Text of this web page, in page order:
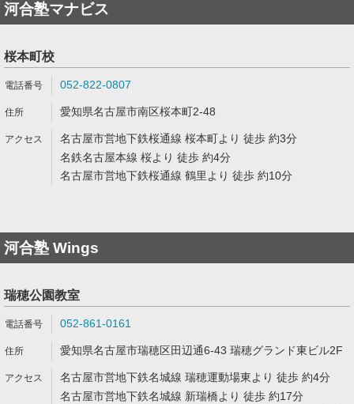
河合塾マナビス
桜本町校
052-822-0807
愛知県名古屋市南区桜本町2-48
名古屋市営地下鉄桜通線 桜本町より 徒歩 約3分
名鉄名古屋本線 桜より 徒歩 約4分
名古屋市営地下鉄桜通線 鶴里より 徒歩 約10分
河合塾 Wings
瑞穂公園教室
052-861-0161
愛知県名古屋市瑞穂区田辺通6-43 瑞穂グランド東ビル2F
名古屋市営地下鉄名城線 瑞穂運動場東より 徒歩 約4分
名古屋市営地下鉄名城線 新瑞橋より 徒歩 約17分